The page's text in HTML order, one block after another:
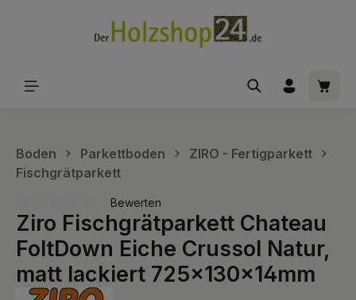
Boden Parkettboden
ZIRO - Fertigparkett
Fischgrätparkett
Durchschnittliche Bewertung von 0 von 5 Sternen
Bewerten
Ziro Fischgrätparkett Chateau
FoltDown Eiche Crussol Natur,
matt lackiert 725x130x14mm